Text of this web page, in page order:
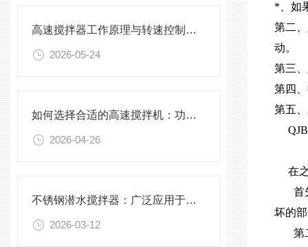
高速搅拌器工作原理与转速控制技术分析
2026-05-24
如何选择合适的高速搅拌机：功率、转速、搅拌桨叶与物料适配性分析
2026-04-26
不锈钢潜水搅拌器：广泛应用于污水处理与化学工程
2026-03-12
*、如
第二
动。
第三
第四
第五
QJB
在之
首先
坏的
第二